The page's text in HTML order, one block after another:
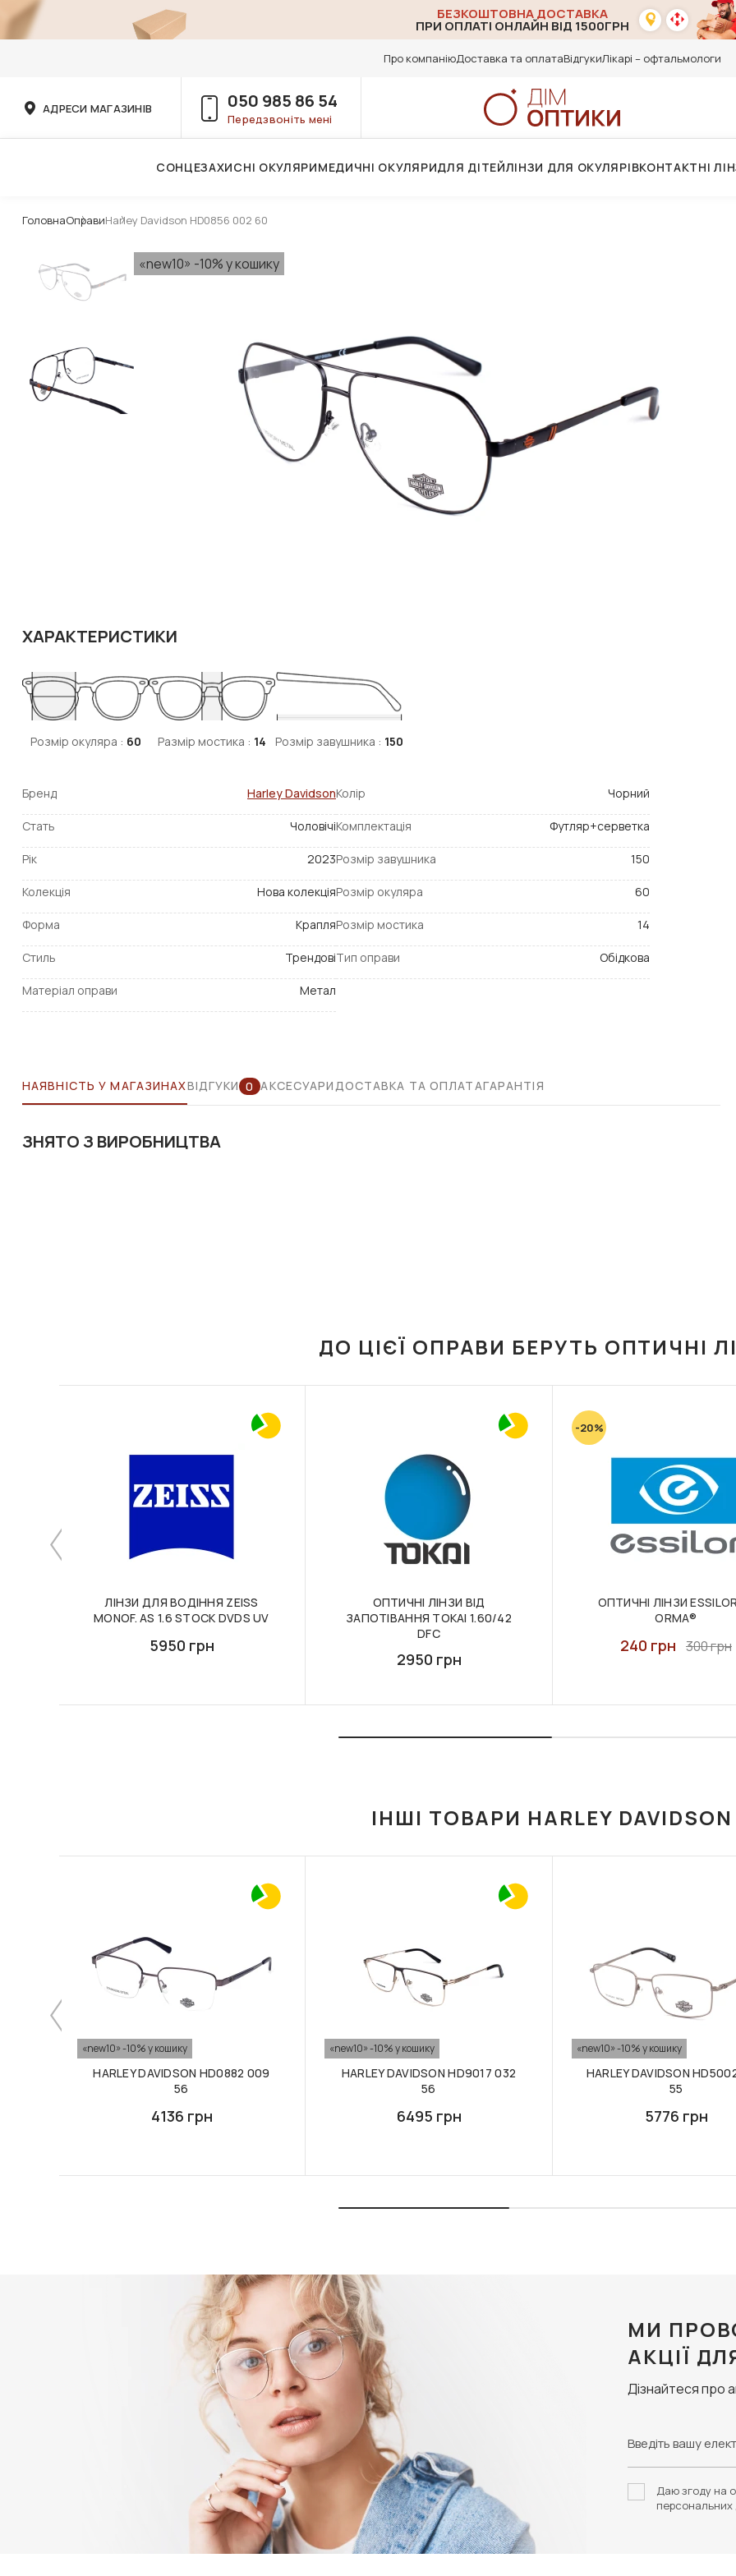
БЕЗКОШТОВНА ДОСТАВКА
ПРИ ОПЛАТІ ОНЛАЙН ВІД 1500ГРН
Про компаніюДоставка та оплатаВідгукиЛікарі – офтальмологи
АДРЕСИ МАГАЗИНІВ 050 985 86 54
Передзвоніть мені
СОНЦЕЗАХИСНІ ОКУЛЯРИМЕДИЧНІ ОКУЛЯРИДЛЯ ДІТЕЙЛІНЗИ ДЛЯ ОКУЛЯРІВКОНТАКТНІ
ГоловнаОправиHarley Davidson HD0856 002 60
«new10» -10% у кошику
ХАРАКТЕРИСТИКИ
Розмір окуляра : 60 Размір мостика : 14 Розмір завушника : 150
Бренд Harley Davidson
Стать Чоловічі
Рік 2023
Колекція Нова колекція
Форма Крапля
Стиль Трендові
Матеріал оправи Метал
Колір Чорний
Комплектація Футляр+серветка
Розмір завушника 150
Розмір окуляра 60
Розмір мостика 14
Тип оправи Обідкова
НАЯВНІСТЬ У МАГАЗИНАХВІДГУКИ 0 АКСЕСУАРИДОСТАВКА ТА ОПЛАТАГАРАНТІЯ
ЗНЯТО З ВИРОБНИЦТВА
ДО ЦІЄЇ ОПРАВИ БЕРУТЬ ОПТИЧНІ
ЛІНЗИ ДЛЯ ВОДІННЯ ZEISS
MONOF. AS 1.6 STOCK DVDS UV
5950 грн
ОПТИЧНІ ЛІНЗИ ВІД
ЗАПОТІВАННЯ TOKAI 1.60/42
DFC
2950 грн
-20%
ОПТИЧНІ ЛІНЗИ
ORMA®
240 грн 300 грн
ІНШІ ТОВАРИ HARLEY DAVIDSON
«new10» -10% у кошику
HARLEY DAVIDSON HD0882 009
56
4136 грн
«new10» -10% у кошику
HARLEY DAVIDSON HD9017 032
56
6495 грн
«new10» -10% у кошику
HARLEY DAVIDSON
55
5776 грн
МИ
АКЦІЇ
Дізнайтеся про
Даю згоду на